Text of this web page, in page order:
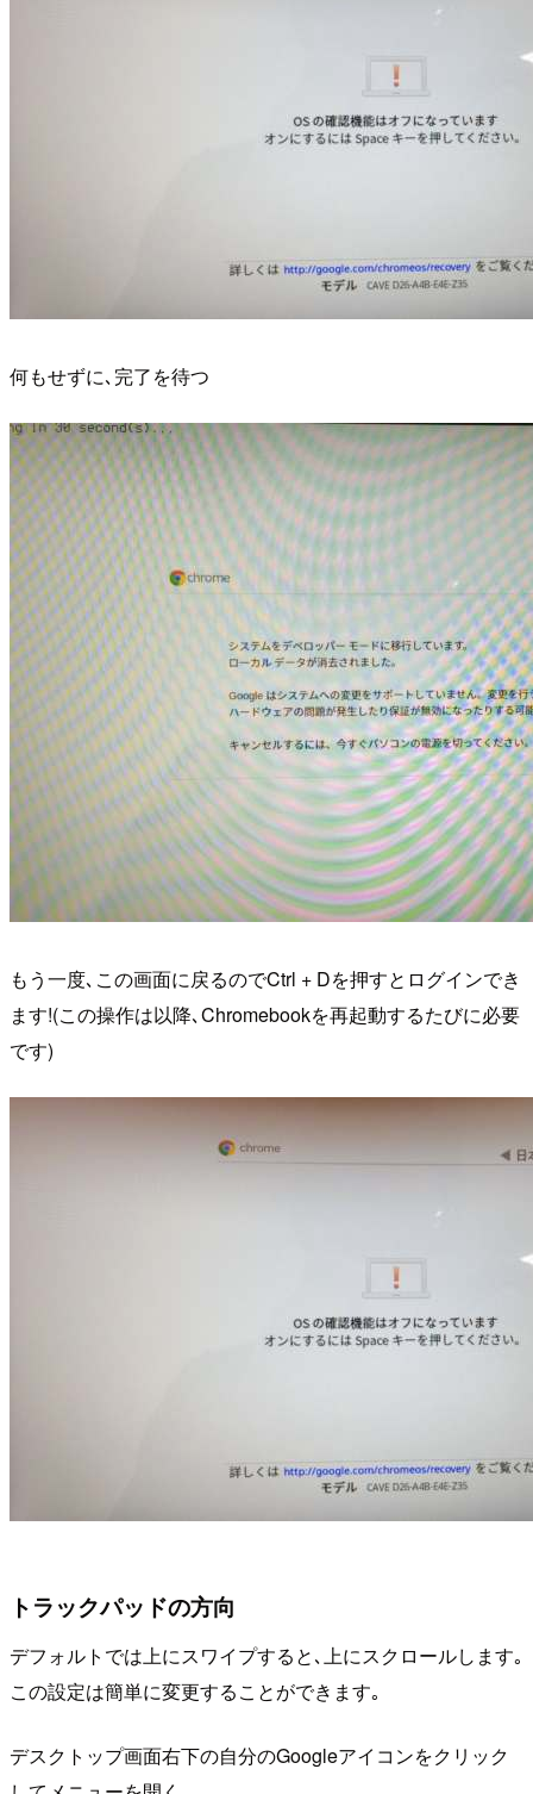
何もせずに､完了を待つ
もう一度､この画面に戻るのでCtrl + Dを押すとログインでき
ます!(この操作は以降､Chromebookを再起動するたびに必要
です)
トラックパッドの方向
デフォルトでは上にスワイプすると､上にスクロールします｡
この設定は簡単に変更することができます｡
デスクトップ画面右下の自分のGoogleアイコンをクリック